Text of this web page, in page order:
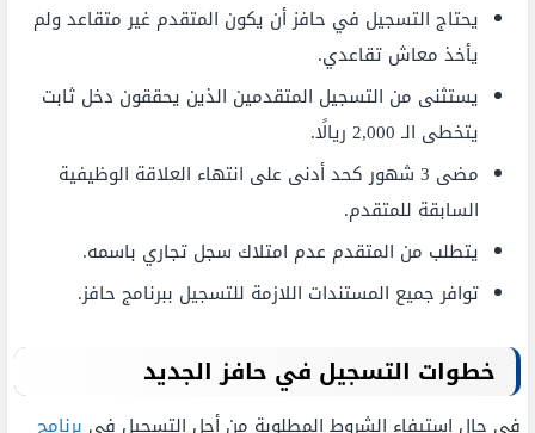
يحتاج التسجيل في حافز أن يكون المتقدم غير متقاعد ولم
يأخذ معاش تقاعدي.
يستثنى من التسجيل المتقدمين الذين يحققون دخل ثابت
يتخطى الـ 2,000 ريالًا.
مضى 3 شهور كحد أدنى على انتهاء العلاقة الوظيفية
السابقة للمتقدم.
يتطلب من المتقدم عدم امتلاك سجل تجاري باسمه.
توافر جميع المستندات اللازمة للتسجيل ببرنامج حافز.
خطوات التسجيل في حافز الجديد
في حال استيفاء الشروط المطلوبة من أجل التسجيل في برنامج